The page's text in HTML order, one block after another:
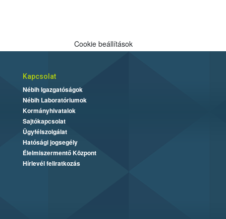
Cookie beállítások
Kapcsolat
Nébih Igazgatóságok
Nébih Laboratóriumok
Kormányhivatalok
Sajtókapcsolat
Ügyfélszolgálat
Hatósági jogsegély
Élelmiszermentő Központ
Hírlevél feliratkozás